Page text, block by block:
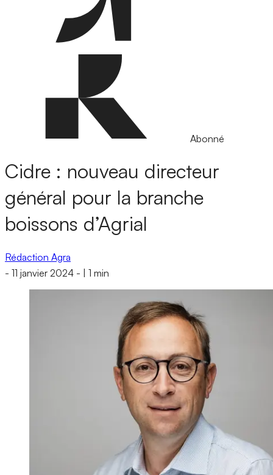
Abonné
Cidre : nouveau directeur
général pour la branche
boissons d’Agrial
Rédaction Agra
- 11 janvier 2024 - 1 min